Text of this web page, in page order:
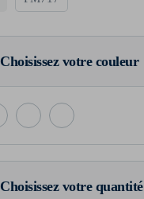
Choisissez votre couleur
Choisissez votre quantité